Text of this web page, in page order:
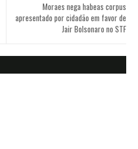
Moraes nega habeas corpus
apresentado por cidadão em favor de
Jair Bolsonaro no STF